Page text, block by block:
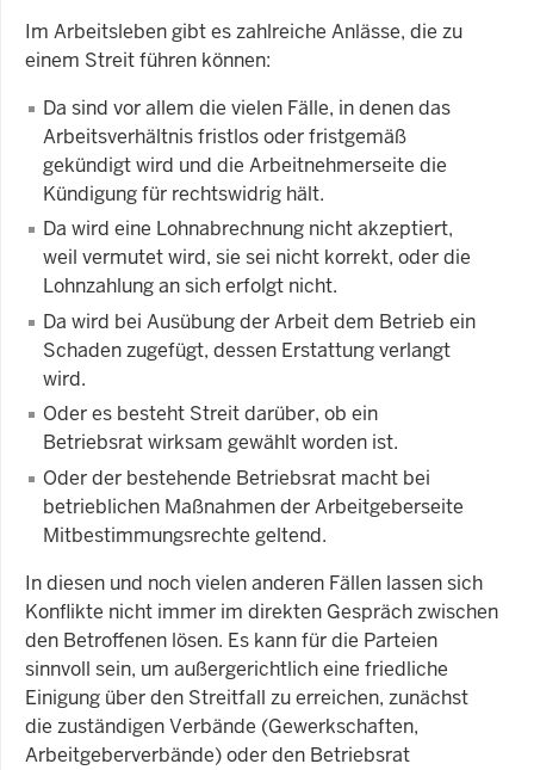
Im Arbeitsleben gibt es zahlreiche Anlässe, die zu
einem Streit führen können:
Da sind vor allem die vielen Fälle, in denen das
Arbeitsverhältnis fristlos oder fristgemäß
gekündigt wird und die Arbeitnehmerseite die
Kündigung für rechtswidrig hält.
Da wird eine Lohnabrechnung nicht akzeptiert,
weil vermutet wird, sie sei nicht korrekt, oder die
Lohnzahlung an sich erfolgt nicht.
Da wird bei Ausübung der Arbeit dem Betrieb ein
Schaden zugefügt, dessen Erstattung verlangt
wird.
Oder es besteht Streit darüber, ob ein
Betriebsrat wirksam gewählt worden ist.
Oder der bestehende Betriebsrat macht bei
betrieblichen Maßnahmen der Arbeitgeberseite
Mitbestimmungsrechte geltend.
In diesen und noch vielen anderen Fällen lassen sich
Konflikte nicht immer im direkten Gespräch zwischen
den Betroffenen lösen. Es kann für die Parteien
sinnvoll sein, um außergerichtlich eine friedliche
Einigung über den Streitfall zu erreichen, zunächst
die zuständigen Verbände (Gewerkschaften,
Arbeitgeberverbände) oder den Betriebsrat